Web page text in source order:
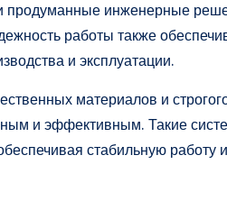
продуманные инженерные
работы также
и эксплуатации.
материалов и
и эффективным. Такие
стабильную работу